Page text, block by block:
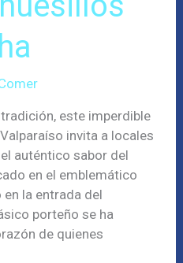
este imperdible
invita a locales
auténtico sabor del
en el emblemático
en la entrada del
porteño se ha
de quienes